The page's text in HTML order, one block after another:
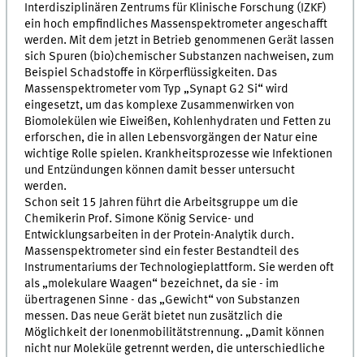
Interdisziplinären Zentrums für Klinische Forschung (IZKF)
ein hoch empfindliches Massenspektrometer angeschafft
werden. Mit dem jetzt in Betrieb genommenen Gerät lassen
sich Spuren (bio)chemischer Substanzen nachweisen, zum
Beispiel Schadstoffe in Körperflüssigkeiten. Das
Massenspektrometer vom Typ „Synapt G2 Si“ wird
eingesetzt, um das komplexe Zusammenwirken von
Biomolekülen wie Eiweißen, Kohlenhydraten und Fetten zu
erforschen, die in allen Lebensvorgängen der Natur eine
wichtige Rolle spielen. Krankheitsprozesse wie Infektionen
und Entzündungen können damit besser untersucht
werden.
Schon seit 15 Jahren führt die Arbeitsgruppe um die
Chemikerin Prof. Simone König Service- und
Entwicklungsarbeiten in der Protein-Analytik durch.
Massenspektrometer sind ein fester Bestandteil des
Instrumentariums der Technologieplattform. Sie werden oft
als „molekulare Waagen“ bezeichnet, da sie - im
übertragenen Sinne - das „Gewicht“ von Substanzen
messen. Das neue Gerät bietet nun zusätzlich die
Möglichkeit der Ionenmobilitätstrennung. „Damit können
nicht nur Moleküle getrennt werden, die unterschiedliche